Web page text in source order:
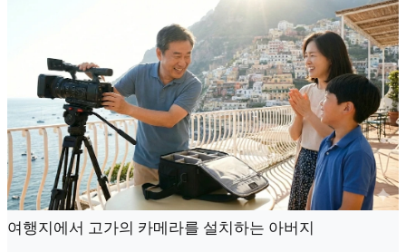
여행지에서 고가의 카메라를 설치하는 아버지